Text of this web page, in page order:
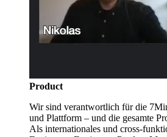
Product
Wir sind verantwortlich für die
und Plattform – und die gesamte
Als internationales und cross-